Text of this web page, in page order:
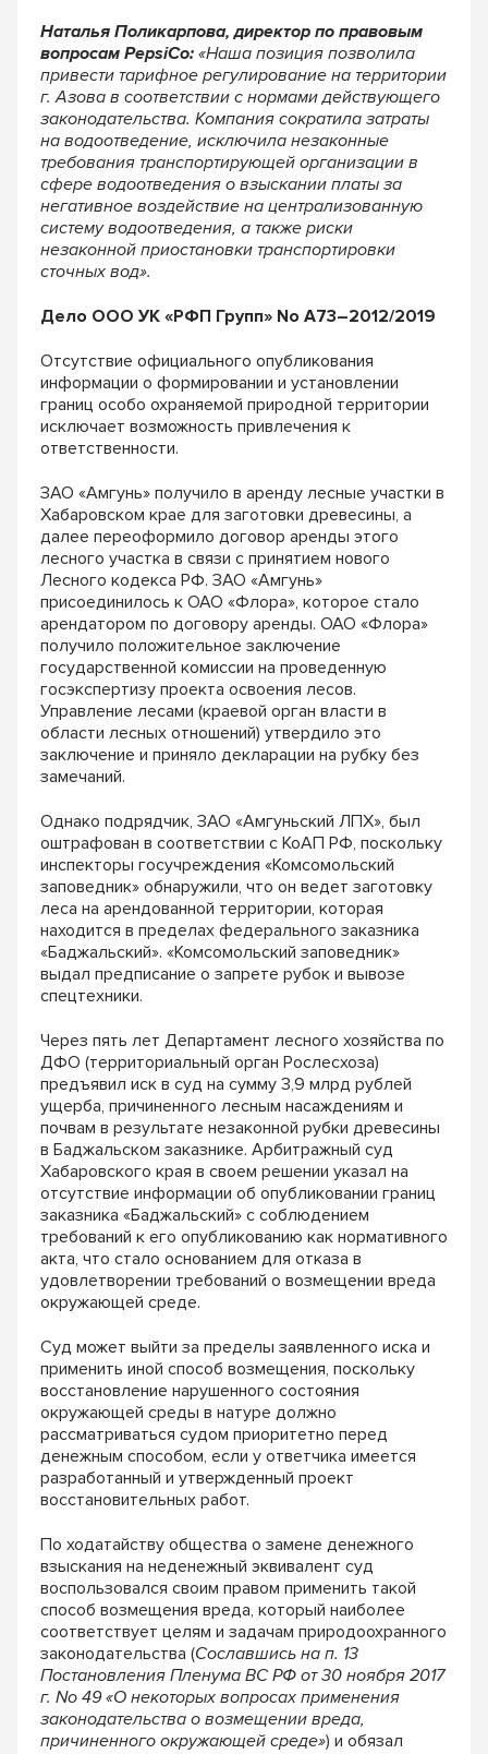
Наталья Поликарпова, директор по правовым
вопросам PepsiCo: «Наша позиция позволила
привести тарифное регулирование на территории
г. Азова в соответствии с нормами действующего
законодательства. Компания сократила затраты
на водоотведение, исключила незаконные
требования транспортирующей организации в
сфере водоотведения о взыскании платы за
негативное воздействие на централизованную
систему водоотведения, а также риски
незаконной приостановки транспортировки
сточных вод».
Дело ООО УК «РФП Групп» No А73–2012/2019
Отсутствие официального опубликования
информации о формировании и установлении
границ особо охраняемой природной территории
исключает возможность привлечения к
ответственности.
ЗАО «Амгунь» получило в аренду лесные участки в
Хабаровском крае для заготовки древесины, а
далее переоформило договор аренды этого
лесного участка в связи с принятием нового
Лесного кодекса РФ. ЗАО «Амгунь»
присоединилось к ОАО «Флора», которое стало
арендатором по договору аренды. ОАО «Флора»
получило положительное заключение
государственной комиссии на проведенную
госэкспертизу проекта освоения лесов.
Управление лесами (краевой орган власти в
области лесных отношений) утвердило это
заключение и приняло декларации на рубку без
замечаний.
Однако подрядчик, ЗАО «Амгуньский ЛПХ», был
оштрафован в соответствии с КоАП РФ, поскольку
инспекторы госучреждения «Комсомольский
заповедник» обнаружили, что он ведет заготовку
леса на арендованной территории, которая
находится в пределах федерального заказника
«Баджальский». «Комсомольский заповедник»
выдал предписание о запрете рубок и вывозе
спецтехники.
Через пять лет Департамент лесного хозяйства по
ДФО (территориальный орган Рослесхоза)
предъявил иск в суд на сумму 3,9 млрд рублей
ущерба, причиненного лесным насаждениям и
почвам в результате незаконной рубки древесины
в Баджальском заказнике. Арбитражный суд
Хабаровского края в своем решении указал на
отсутствие информации об опубликовании границ
заказника «Баджальский» с соблюдением
требований к его опубликованию как нормативного
акта, что стало основанием для отказа в
удовлетворении требований о возмещении вреда
окружающей среде.
Суд может выйти за пределы заявленного иска и
применить иной способ возмещения, поскольку
восстановление нарушенного состояния
окружающей среды в натуре должно
рассматриваться судом приоритетно перед
денежным способом, если у ответчика имеется
разработанный и утвержденный проект
восстановительных работ.
По ходатайству общества о замене денежного
взыскания на неденежный эквивалент суд
воспользовался своим правом применить такой
способ возмещения вреда, который наиболее
соответствует целям и задачам природоохранного
законодательства (Сославшись на п. 13
Постановления Пленума ВС РФ от 30 ноября 2017
г. No 49 «О некоторых вопросах применения
законодательства о возмещении вреда,
причиненного окружающей среде») и обязал